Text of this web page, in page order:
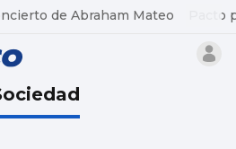
de Abraham Mateo Pacto